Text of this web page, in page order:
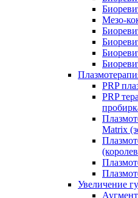
Мезо-
PRP
PRP
Matrix
Увеличение